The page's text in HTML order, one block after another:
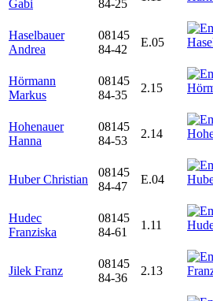
Gabi
84-25
Haselbauer
Andrea
08145
84-42
E.05
Hörmann
Markus
08145
84-35
2.15
Hohenauer
Hanna
08145
84-53
2.14
Huber Christian
08145
84-47
E.04
Hudec
Franziska
08145
84-61
1.11
Jilek Franz
08145
84-36
2.13